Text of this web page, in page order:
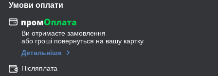
Умови оплати
Ви отримаєте замовлення
або гроші повернуться на вашу картку
Детальніше
Післяплата